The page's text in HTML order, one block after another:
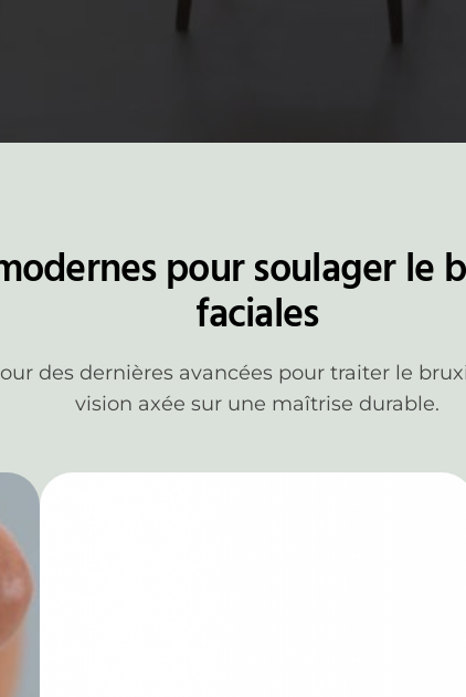
pour soulager le
faciales
des dernières avancées pour traiter le
vision axée sur une maîtrise durable.